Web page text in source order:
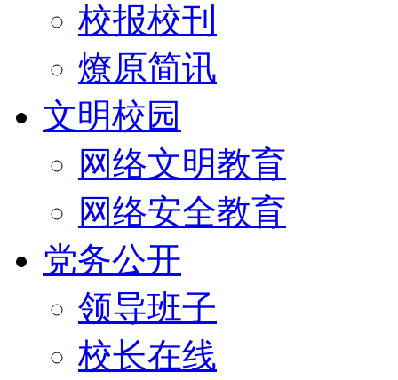
校报校刊
燎原简讯
文明校园
网络文明教育
网络安全教育
党务公开
领导班子
校长在线